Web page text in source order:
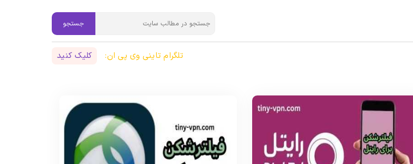
جستجو
تلگرام تاینی وی پی ان: کلیک کنید